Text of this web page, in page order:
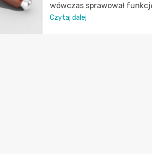
wówczas sprawował
Czytaj dalej